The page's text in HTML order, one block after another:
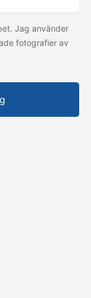
Jag använder
fotografier av